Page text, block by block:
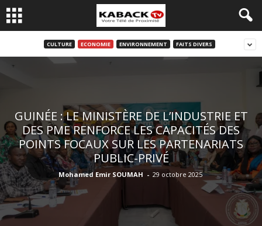
CULTURE ECONOMIE ENVIRONNEMENT FAITS DIVERS
GUINÉE : LE MINISTÈRE DE L’INDUSTRIE ET
DES PME RENFORCE LES CAPACITÉS DES
POINTS FOCAUX SUR LES PARTENARIATS
PUBLIC-PRIVÉ
Mohamed Emir SOUMAH - 29 octobre 2025